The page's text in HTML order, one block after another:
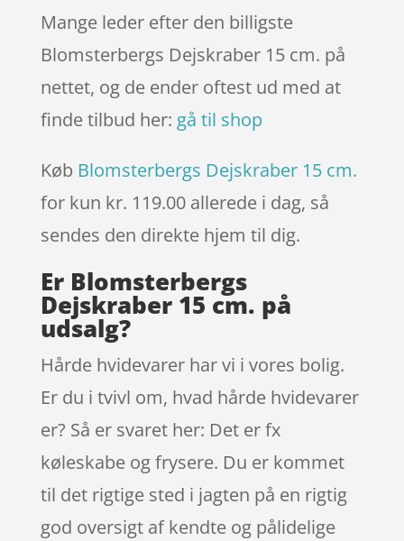
Mange leder efter den billigste
Blomsterbergs Dejskraber 15 cm. på
nettet, og de ender oftest ud med at
finde tilbud her: gå til shop
Køb Blomsterbergs Dejskraber 15 cm.
for kun kr. 119.00 allerede i dag, så
sendes den direkte hjem til dig.
Er Blomsterbergs
Dejskraber 15 cm. på
udsalg?
Hårde hvidevarer har vi i vores bolig.
Er du i tvivl om, hvad hårde hvidevarer
er? Så er svaret her: Det er fx
køleskabe og frysere. Du er kommet
til det rigtige sted i jagten på en rigtig
god oversigt af kendte og pålidelige